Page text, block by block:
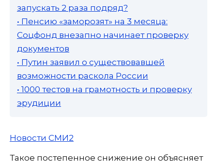
запускать 2 раза подряд?
• Пенсию «заморозят» на 3 месяца:
Соцфонд внезапно начинает проверку
документов
• Путин заявил о существовавшей
возможности раскола России
• 1000 тестов на грамотность и проверку
эрудиции
Новости СМИ2
Такое постепенное снижение он объясняет